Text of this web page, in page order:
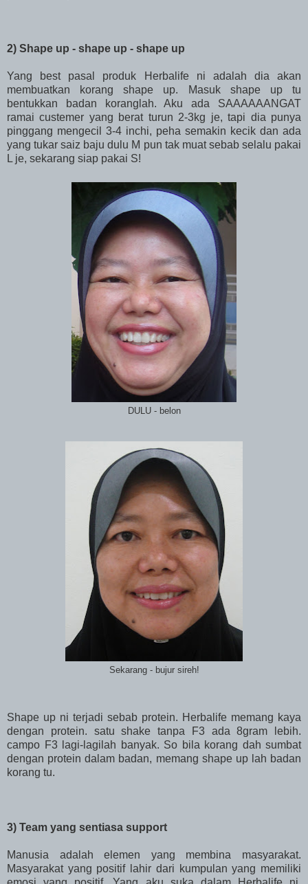
2) Shape up - shape up - shape up
Yang best pasal produk Herbalife ni adalah dia akan
membuatkan korang shape up. Masuk shape up tu
bentukkan badan koranglah. Aku ada SAAAAAANGAT
ramai custemer yang berat turun 2-3kg je, tapi dia punya
pinggang mengecil 3-4 inchi, peha semakin kecik dan ada
yang tukar saiz baju dulu M pun tak muat sebab selalu pakai
L je, sekarang siap pakai S!
DULU - belon
Sekarang - bujur sireh!
Shape up ni terjadi sebab protein. Herbalife memang kaya
dengan protein. satu shake tanpa F3 ada 8gram lebih.
campo F3 lagi-lagilah banyak. So bila korang dah sumbat
dengan protein dalam badan, memang shape up lah badan
korang tu.
3) Team yang sentiasa support
Manusia adalah elemen yang membina masyarakat.
Masyarakat yang positif lahir dari kumpulan yang memiliki